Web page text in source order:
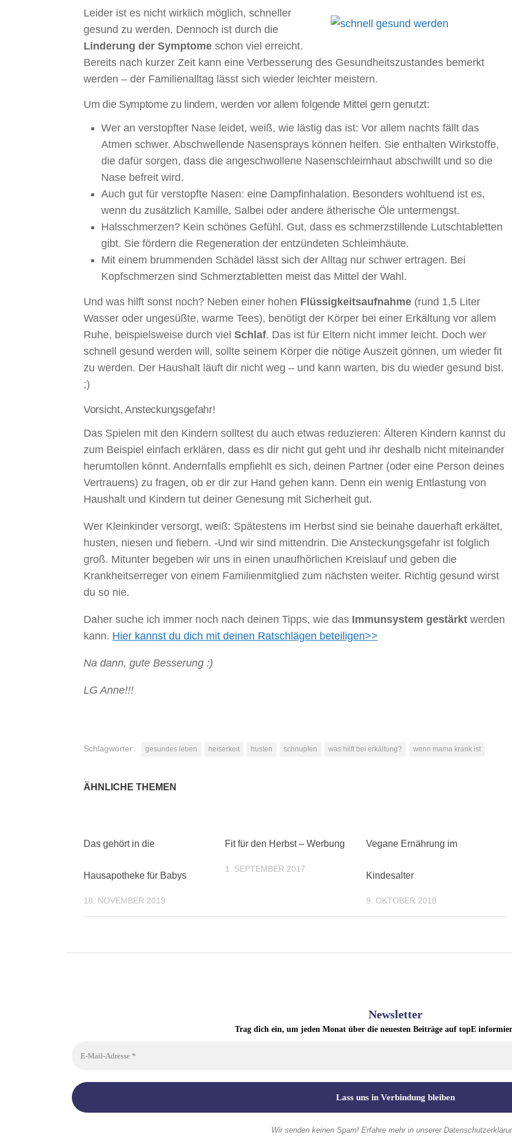
Leider ist es nicht wirklich möglich, schneller
gesund zu werden. Dennoch ist durch die
Linderung der Symptome schon viel erreicht.
Bereits nach kurzer Zeit kann eine Verbesserung des Gesundheitszustandes bemerkt
werden – der Familienalltag lässt sich wieder leichter meistern.
Um die Symptome zu lindern, werden vor allem folgende Mittel gern genutzt:
Wer an verstopfter Nase leidet, weiß, wie lästig das ist: Vor allem nachts fällt das
Atmen schwer. Abschwellende Nasensprays können helfen. Sie enthalten Wirkstoffe,
die dafür sorgen, dass die angeschwollene Nasenschleimhaut abschwillt und so die
Nase befreit wird.
Auch gut für verstopfte Nasen: eine Dampfinhalation. Besonders wohltuend ist es,
wenn du zusätzlich Kamille, Salbei oder andere ätherische Öle untermengst.
Halsschmerzen? Kein schönes Gefühl. Gut, dass es schmerzstillende Lutschtabletten
gibt. Sie fördern die Regeneration der entzündeten Schleimhäute.
Mit einem brummenden Schädel lässt sich der Alltag nur schwer ertragen. Bei
Kopfschmerzen sind Schmerztabletten meist das Mittel der Wahl.
Und was hilft sonst noch? Neben einer hohen Flüssigkeitsaufnahme (rund 1,5 Liter
Wasser oder ungesüßte, warme Tees), benötigt der Körper bei einer Erkältung vor allem
Ruhe, beispielsweise durch viel Schlaf. Das ist für Eltern nicht immer leicht. Doch wer
schnell gesund werden will, sollte seinem Körper die nötige Auszeit gönnen, um wieder fit
zu werden. Der Haushalt läuft dir nicht weg – und kann warten, bis du wieder gesund bist.
;)
Vorsicht, Ansteckungsgefahr!
Das Spielen mit den Kindern solltest du auch etwas reduzieren: Älteren Kindern kannst du
zum Beispiel einfach erklären, dass es dir nicht gut geht und ihr deshalb nicht miteinander
herumtollen könnt. Andernfalls empfiehlt es sich, deinen Partner (oder eine Person deines
Vertrauens) zu fragen, ob er dir zur Hand gehen kann. Denn ein wenig Entlastung von
Haushalt und Kindern tut deiner Genesung mit Sicherheit gut.
Wer Kleinkinder versorgt, weiß: Spätestens im Herbst sind sie beinahe dauerhaft erkältet,
husten, niesen und fiebern. -Und wir sind mittendrin. Die Ansteckungsgefahr ist folglich
groß. Mitunter begeben wir uns in einen unaufhörlichen Kreislauf und geben die
Krankheitserreger von einem Familienmitglied zum nächsten weiter. Richtig gesund wirst
du so nie.
Daher suche ich immer noch nach deinen Tipps, wie das Immunsystem gestärkt werden
kann. Hier kannst du dich mit deinen Ratschlägen beteiligen>>
Na dann, gute Besserung :)
LG Anne!!!
Schlagwörter: gesundes leben heiserkeit husten schnupfen was hilft bei erkältung? wenn mama krank ist
Das gehört in die
Hausapotheke für Babys
18. NOVEMBER 2019
Fit für den Herbst – Werbung
1. SEPTEMBER 2017
Vegane Ernährung im
Kindesalter
9. OKTOBER 2018
Newsletter
Trag dich ein, um jeden Monat über die neuesten Beiträge auf topE
Wir senden keinen Spam! Erfahre mehr in unserer